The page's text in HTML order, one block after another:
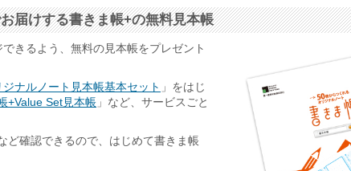
届けする書きま帳+の無料見本帳
きるよう、無料の見本帳をプレゼント
ジナルノート見本帳基本セット 」をはじ
+Value Set見本帳 」など、サービスごと
ど確認できるので、はじめて書きま帳